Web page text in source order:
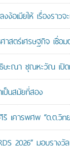
อเมียให้ เรื่องราวจะ
าสตร์เศรษฐกิจ เ
ณา ชุณหะวัณ เปิด
ป็นสมัยที่สอง
คารพศพ “ด.ต.วิท
2026” มอบรา